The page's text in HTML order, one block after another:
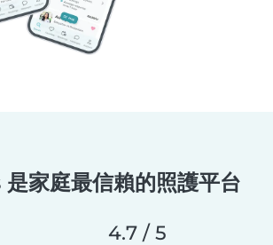
家庭最信賴的照護平台
4.7 / 5